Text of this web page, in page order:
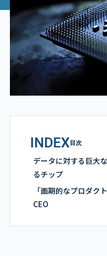
INDEX目次
データに対する巨大
るチップ
「画期的なプロダク
CEO